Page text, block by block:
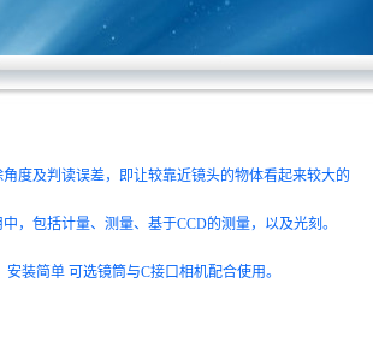
度及判读误差，即让较靠近镜头的物体看起来较大的
，包括计量、测量、基于CCD的测量，以及光刻。
装简单 可选镜筒与C接口相机配合使用。